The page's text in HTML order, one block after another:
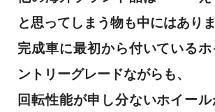
と思ってしまう物も中にはありま
完成車に最初から付いている
ントリーグレードながらも、
回転性能が申し分ないホイー